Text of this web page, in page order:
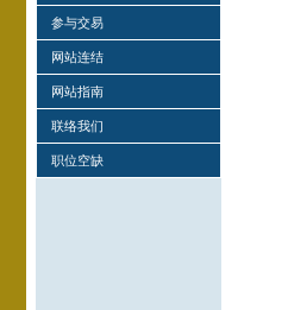
参与交易
网站连结
网站指南
联络我们
职位空缺